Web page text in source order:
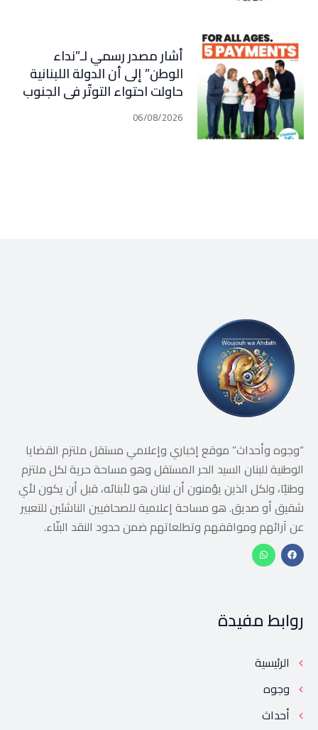
أشار مصدر رسمي لـ”نداء
الوطن” إلى أن الدولة اللبنانية
حاولت احتواء التوتّر في الجنوب
عبر إجراء سلسلة اتصالات
دبلوماسية وأمنية، لكن عدم
06/08/2026
“وجوه وأحداث” موقع إخباري وإعلامي مستقل ملتزم القضايا
الوطنية للبنان السيد الحر المستقل وهو مساحة حرية لكل ملتزم
وطنيًا، ولكل الذين يؤمنون أن لبنان هو لأبنائه، قبل أن يكون لأي
شقيق أو صديق. هو مساحة إعلامية للصحافيين الناشئين للتعبير
عن آرائهم ومواقفهم وتطلعاتهم ضمن حدود النقد البنّاء.
روابط مفيدة
الرئيسية
وجوه
أحداث